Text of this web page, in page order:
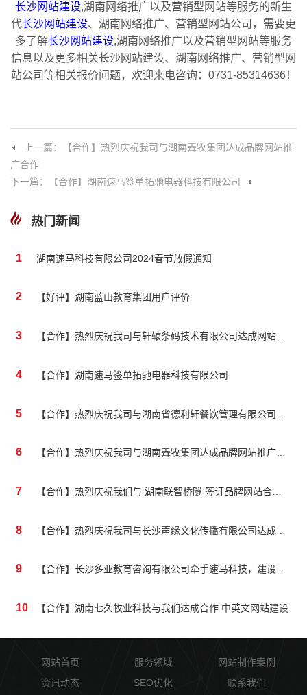
长沙网站建设,湖南网络推广以及营销型网站等服务的新生
代长沙网站建设、湖南网络推广、营销型网站公司，需要更
多了解长沙网站建设,湖南网络推广以及营销型网站等服务
信息以及更多相关长沙网站建设、湖南网络推广、营销型网
站公司等相关报价问题，欢迎来电咨询：0731-85314636！
上一篇：【合作】热烈庆祝我司与湖南羴牧集团达成品牌网站推
广合作
下一篇：【合作】湖南速马签单拓驰电器科技有限公司
热门新闻
1 湖南速马科技有限公司2024春节放假通知
2 【好评】湖南蓝山教育集团用户评价
3
4 【合作】湖南速马签单拓驰电器科技有限公司
5
6 【合作】热烈庆祝我司与湖南羴牧集团达成品牌网站推广合作
7
8
9 【合作】长沙多亚教育咨询有限公司牵手速马科技，建设品牌网站合作
10 【合作】湖南七久牧业科技与我们达成合作 中英文网站建设
网站首页 服务领域
网站制作案例
资讯动态
SEO优化 联系我们